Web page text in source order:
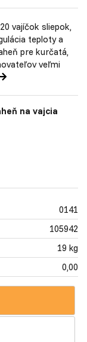
vajíčok sliepok,
teploty a
pre kurčatá,
veľmi
na vajcia
0141
105942
19 kg
0,00